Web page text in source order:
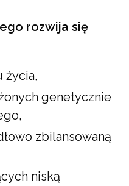
rozwija się
życia,
genetycznie
zbilansowaną
niską